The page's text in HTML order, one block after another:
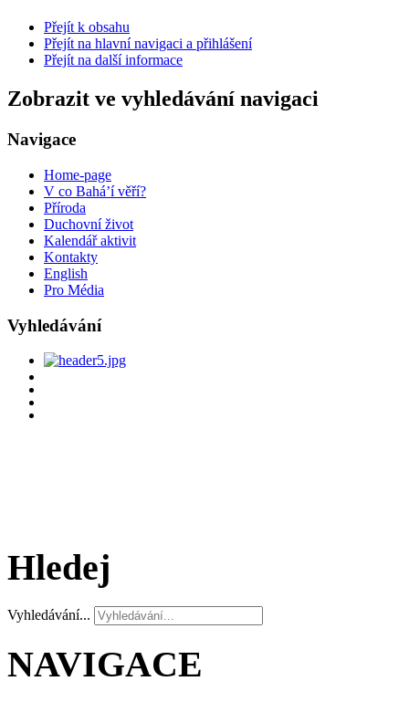
Přejít k obsahu
Přejít na hlavní navigaci a přihlášení
Přejít na další informace
Zobrazit ve vyhledávání navigaci
Navigace
Home-page
V co Bahá’í věří?
Příroda
Duchovní život
Kalendář aktivit
Kontakty
English
Pro Média
Vyhledávání
Hledej
Vyhledávání...
NAVIGACE